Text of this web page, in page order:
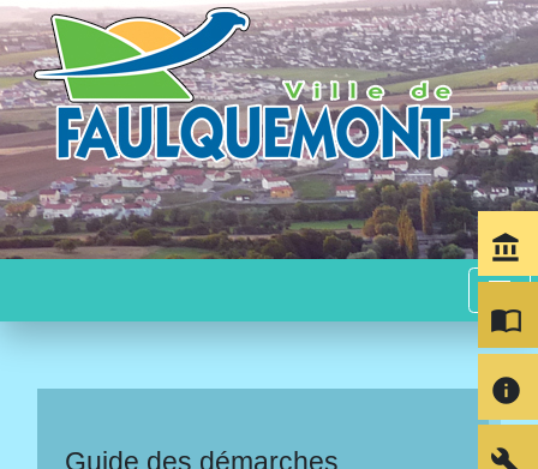
menu
Guide des démarches
account_balance
import_contacts
info
build